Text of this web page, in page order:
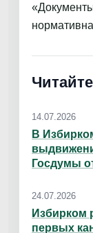
14.07.2026
В
Госдумы
24.07.2026
Избирком
первых